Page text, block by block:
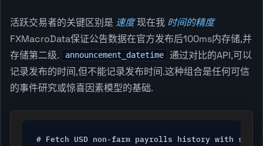
活跃交易者的关键区别是 速度现在我 时间的精度
FXMacroData保证公告数据在官方发布后100ms内存储,并
存储第二级.
announcement_datetime
通过对比的API,可以
记录发布的时间,但不能记录发布时间.这种组合是任何可信
的事件研究或惊喜因素模型的基础.
# Fetch USD non-farm payrolls history with